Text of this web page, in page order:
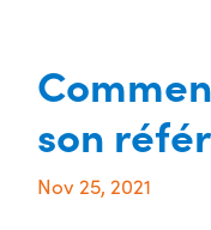
son
Nov 25, 2021